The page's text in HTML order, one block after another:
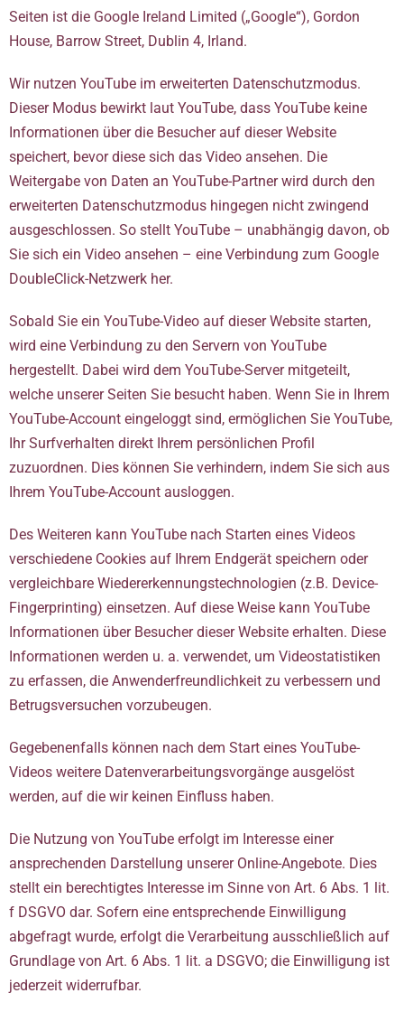
Seiten ist die Google Ireland Limited („Google“), Gordon
House, Barrow Street, Dublin 4, Irland.
Wir nutzen YouTube im erweiterten Datenschutzmodus.
Dieser Modus bewirkt laut YouTube, dass YouTube keine
Informationen über die Besucher auf dieser Website
speichert, bevor diese sich das Video ansehen. Die
Weitergabe von Daten an YouTube-Partner wird durch den
erweiterten Datenschutzmodus hingegen nicht zwingend
ausgeschlossen. So stellt YouTube – unabhängig davon, ob
Sie sich ein Video ansehen – eine Verbindung zum Google
DoubleClick-Netzwerk her.
Sobald Sie ein YouTube-Video auf dieser Website starten,
wird eine Verbindung zu den Servern von YouTube
hergestellt. Dabei wird dem YouTube-Server mitgeteilt,
welche unserer Seiten Sie besucht haben. Wenn Sie in Ihrem
YouTube-Account eingeloggt sind, ermöglichen Sie YouTube,
Ihr Surfverhalten direkt Ihrem persönlichen Profil
zuzuordnen. Dies können Sie verhindern, indem Sie sich aus
Ihrem YouTube-Account ausloggen.
Des Weiteren kann YouTube nach Starten eines Videos
verschiedene Cookies auf Ihrem Endgerät speichern oder
vergleichbare Wiedererkennungstechnologien (z.B. Device-
Fingerprinting) einsetzen. Auf diese Weise kann YouTube
Informationen über Besucher dieser Website erhalten. Diese
Informationen werden u. a. verwendet, um Videostatistiken
zu erfassen, die Anwenderfreundlichkeit zu verbessern und
Betrugsversuchen vorzubeugen.
Gegebenenfalls können nach dem Start eines YouTube-
Videos weitere Datenverarbeitungsvorgänge ausgelöst
werden, auf die wir keinen Einfluss haben.
Die Nutzung von YouTube erfolgt im Interesse einer
ansprechenden Darstellung unserer Online-Angebote. Dies
stellt ein berechtigtes Interesse im Sinne von Art. 6 Abs. 1 lit.
f DSGVO dar. Sofern eine entsprechende Einwilligung
abgefragt wurde, erfolgt die Verarbeitung ausschließlich auf
Grundlage von Art. 6 Abs. 1 lit. a DSGVO; die Einwilligung ist
jederzeit widerrufbar.